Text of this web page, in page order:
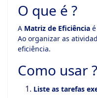
O que é ?
A Matriz de Eficiência
Ao organizar as
eficiência.
Como usar ?
Liste as tarefas